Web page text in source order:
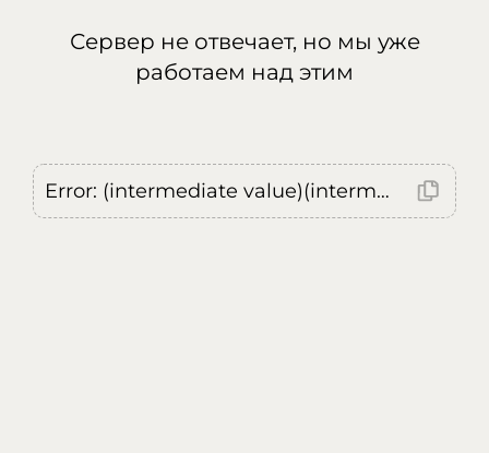
Сервер не отвечает, но мы уже
работаем над этим
Error: (intermediate value)(intermediate value)(intermediate value).replaceAll is not a function